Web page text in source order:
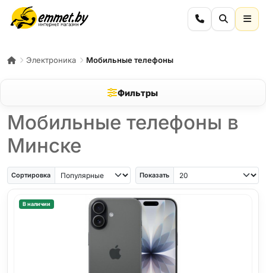
Электроника Мобильные телефоны
Фильтры
Мобильные телефоны в
Минске
iPhone AiriPhone SESamsung Galaxy A56Samsung Galaxy A57 iPhone 17
Сортировка Показать
В наличии